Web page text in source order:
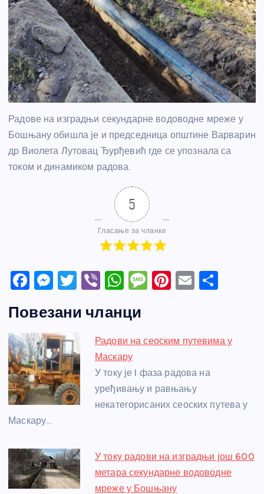
Радове на изградњи секундарне водоводне мреже у
Бошњану обишла је и председница општине Варварин
др Виолета Лутовац Ђурђевић где се упознала са
током и динамиком радова.
5
Гласање за чланке
F
c
e
b
o
o
k
M
ss
e
n
g
er
T
itt
er
Vi
er
W
at
s
A
p
p
M
a
e
Pi
e
E
e
Повезани чланци
Радови на сеоским путевима у
Маскару
У току је I фаза радова на
уређивању и равњању
некатегорисаних сеоских путева у
Маскару…
У току радови на изградњи још 600
метара секундарне водоводне
мреже у Бошњану